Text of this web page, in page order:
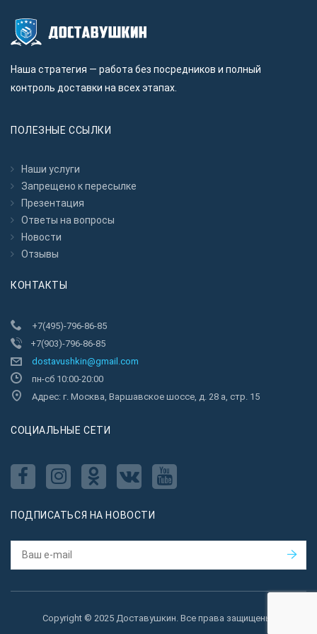
Наша стратегия — работа без посредников и полный
контроль доставки на всех этапах.
ПОЛЕЗНЫЕ ССЫЛКИ
Наши услуги
Запрещено к пересылкe
Презентация
Ответы на вопросы
Новости
Отзывы
КОНТАКТЫ
+7(495)-796-86-85
+7(903)-796-86-85
dostavushkin@gmail.com
пн-сб 10:00-20:00
Адрес: г. Москва, Варшавское шоссе, д. 28 а, стр. 15
CОЦИАЛЬНЫЕ СЕТИ
ПОДПИСАТЬСЯ НА НОВОСТИ
Copyright © 2025 Доставушкин. Все права защищены.